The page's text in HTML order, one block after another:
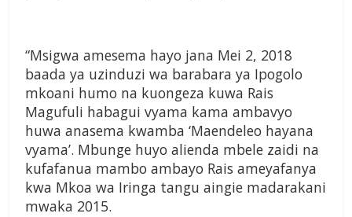
“Msigwa amesema hayo jana Mei 2, 2018
baada ya uzinduzi wa barabara ya Ipogolo
mkoani humo na kuongeza kuwa Rais
Magufuli habagui vyama kama ambavyo
huwa anasema kwamba ‘Maendeleo hayana
vyama’. Mbunge huyo alienda mbele zaidi na
kufafanua mambo ambayo Rais ameyafanya
kwa Mkoa wa Iringa tangu aingie madarakani
mwaka 2015.